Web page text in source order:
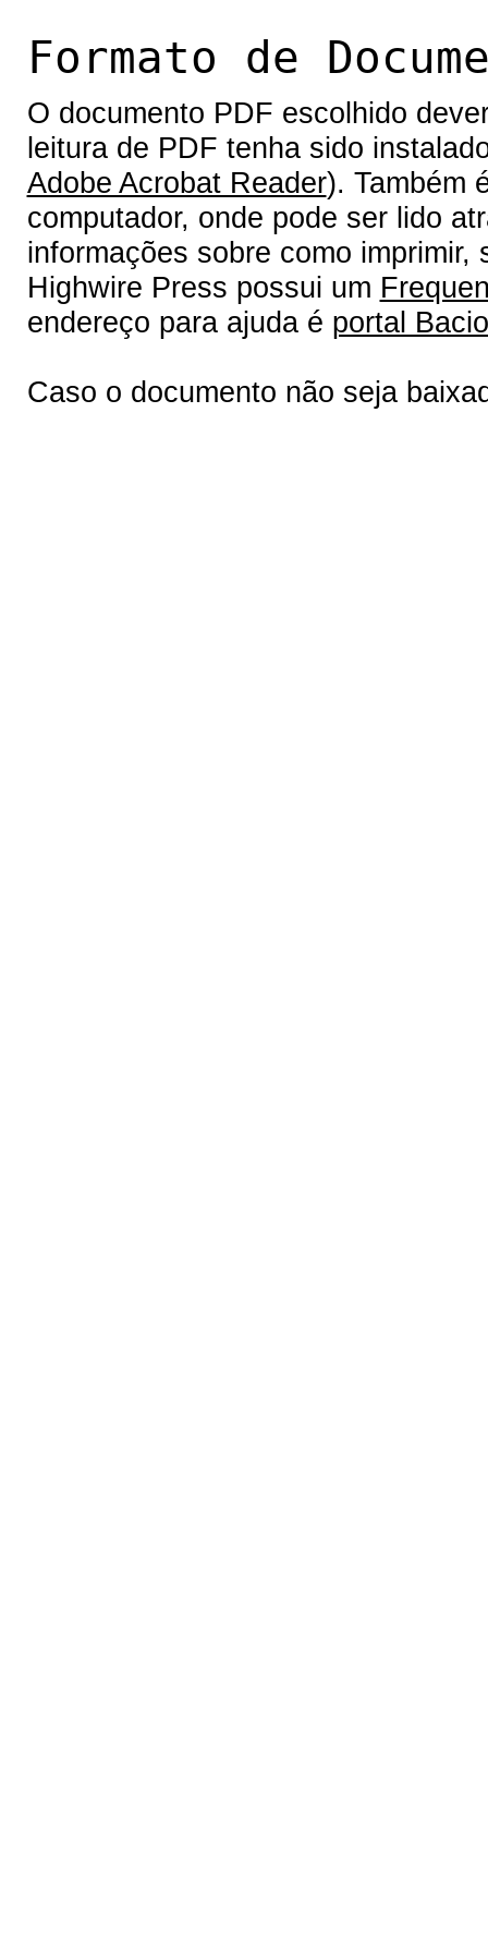
Formato de
O documento PDF escolhido
leitura de PDF tenha sido
Adobe Acrobat Reader). Também
computador, onde pode ser lido
informações sobre como
Highwire Press possui um
endereço para ajuda é portal
Caso o documento não seja